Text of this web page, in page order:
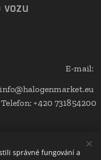
vozu
E-mail:
info@halogenmarket.eu
Telefon: +420 731854200
soukromí
správné fungování a